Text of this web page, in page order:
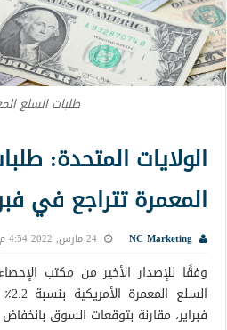
طلبات السلع
الولايات المتحدة:
المعمرة تتراجع في
NC Marketing 24 مارس, 2022 4:54 م
وفقًا للإصدار الأخير من مكتب
فبراير، مقارنة بتوقعات السوق بانخفاض